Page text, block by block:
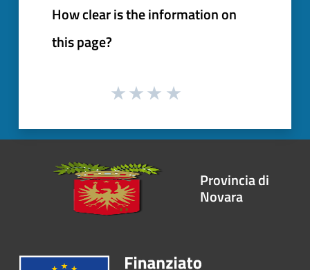
How clear is the information on
this page?
Provincia di
Novara